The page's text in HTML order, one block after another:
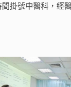
掛號中醫科，經